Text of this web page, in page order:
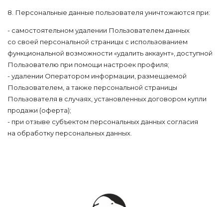
8. Персональные данные пользователя уничтожаются при:
- самостоятельном удалении Пользователем данных
со своей персональной страницы с использованием
функциональной возможности «удалить аккаунт», доступной
Пользователю при помощи настроек профиля;
- удалении Оператором информации, размещаемой
Пользователем, а также персональной страницы
Пользователя в случаях, установленных договором купли
продажи (оферта);
- при отзыве субъектом персональных данных согласия
на обработку персональных данных.